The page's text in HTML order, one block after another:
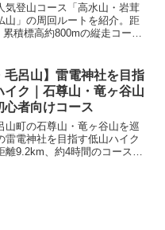
気登山コース「高水山・岩茸
山」の周回ルートを紹介。距
積標高約800mの縦走コース
キング。
毛呂山】雷電神社を目指
イク｜石尊山・竜ヶ谷山
心者向けコース
山町の石尊山・竜ヶ谷山を巡
雷電神社を目指す低山ハイク
離9.2km、約4時間のコースや